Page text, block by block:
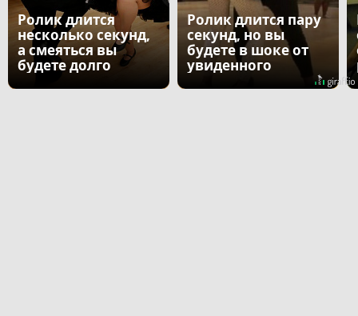
Ролик длится
несколько секунд,
а смеяться вы
будете долго
Ролик длится пару
секунд, но вы
будете в шоке от
увиденного